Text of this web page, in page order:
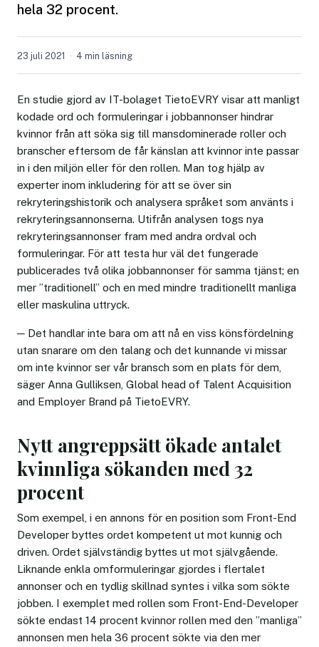
hela 32 procent.
23 juli 2021 4 min läsning
En studie gjord av IT-bolaget TietoEVRY visar att manligt
kodade ord och formuleringar i jobbannonser hindrar
kvinnor från att söka sig till mansdominerade roller och
branscher eftersom de får känslan att kvinnor inte passar
in i den miljön eller för den rollen. Man tog hjälp av
experter inom inkludering för att se över sin
rekryteringshistorik och analysera språket som använts i
rekryteringsannonserna. Utifrån analysen togs nya
rekryteringsannonser fram med andra ordval och
formuleringar. För att testa hur väl det fungerade
publicerades två olika jobbannonser för samma tjänst; en
mer ”traditionell” och en med mindre traditionellt manliga
eller maskulina uttryck.
─ Det handlar inte bara om att nå en viss könsfördelning
utan snarare om den talang och det kunnande vi missar
om inte kvinnor ser vår bransch som en plats för dem,
säger Anna Gulliksen, Global head of Talent Acquisition
and Employer Brand på TietoEVRY.
Nytt angreppsätt ökade antalet
kvinnliga sökanden med 32
procent
Som exempel, i en annons för en position som Front-End
Developer byttes ordet kompetent ut mot kunnig och
driven. Ordet självständig byttes ut mot självgående.
Liknande enkla omformuleringar gjordes i flertalet
annonser och en tydlig skillnad syntes i vilka som sökte
jobben. I exemplet med rollen som Front-End-Developer
sökte endast 14 procent kvinnor rollen med den ”manliga”
annonsen men hela 36 procent sökte via den mer